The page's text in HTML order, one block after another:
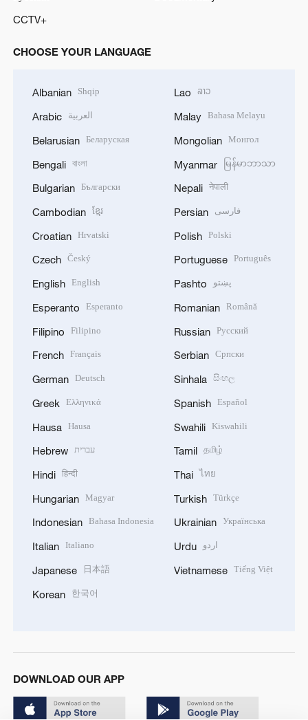
CCTV+
CHOOSE YOUR LANGUAGE
Albanian Shqip
Arabic العربية
Belarusian Беларуская
Bengali বাংলা
Bulgarian Български
Cambodian ខ្មែរ
Croatian Hrvatski
Czech Český
English English
Esperanto Esperanto
Filipino Filipino
French Français
German Deutsch
Greek Ελληνικά
Hausa Hausa
Hebrew עברית
Hindi हिन्दी
Hungarian Magyar
Indonesian Bahasa Indonesia
Italian Italiano
Japanese 日本語
Korean 한국어
Lao ລາວ
Malay Bahasa Melayu
Mongolian Монгол
Myanmar မြန်မာဘာသာ
Nepali नेपाली
Persian فارسی
Polish Polski
Portuguese Português
Pashto پښتو
Romanian Română
Russian Русский
Serbian Српски
Sinhala සිංහල
Spanish Español
Swahili Kiswahili
Tamil தமிழ்
Thai ไทย
Turkish Türkçe
Ukrainian Українська
Urdu اردو
Vietnamese Tiếng Việt
DOWNLOAD OUR APP